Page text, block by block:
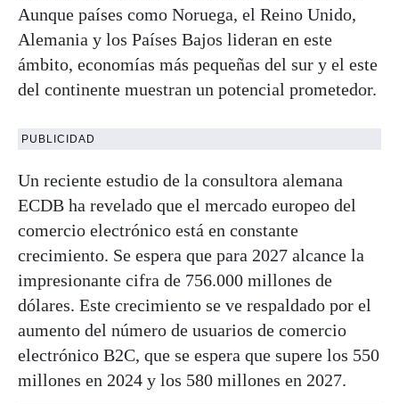
Aunque países como Noruega, el Reino Unido,
Alemania y los Países Bajos lideran en este
ámbito, economías más pequeñas del sur y el este
del continente muestran un potencial prometedor.
PUBLICIDAD
Un reciente estudio de la consultora alemana
ECDB ha revelado que el mercado europeo del
comercio electrónico está en constante
crecimiento. Se espera que para 2027 alcance la
impresionante cifra de 756.000 millones de
dólares. Este crecimiento se ve respaldado por el
aumento del número de usuarios de comercio
electrónico B2C, que se espera que supere los 550
millones en 2024 y los 580 millones en 2027.